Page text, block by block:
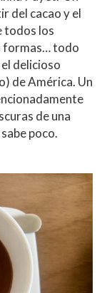
del cacao y el
todos los
formas… todo
delicioso
de América. Un
de una
poco.